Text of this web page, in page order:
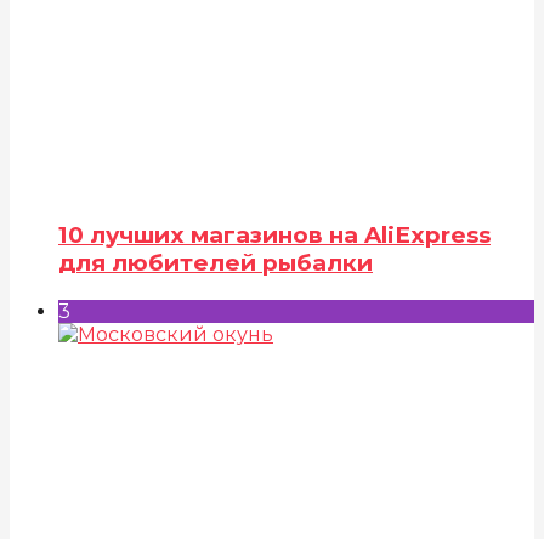
10 лучших магазинов на AliExpress
для любителей рыбалки
3